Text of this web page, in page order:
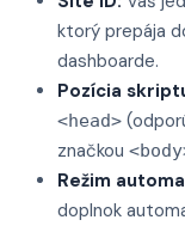
ktorý prepája
dashboarde.
Pozícia
<head>
značkou
Režim
doplnok